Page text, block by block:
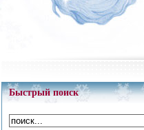
Быстрый поиск